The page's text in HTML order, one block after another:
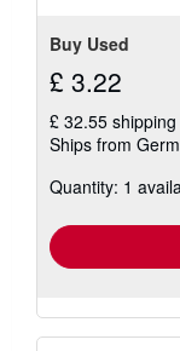
Buy Used
£ 3.22
£ 32.55 shipping
Ships from
Quantity: 1